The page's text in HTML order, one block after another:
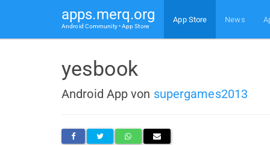
apps.merq.org
Android Community • App Store
App Store News
yesbook
Android App von supergames2013